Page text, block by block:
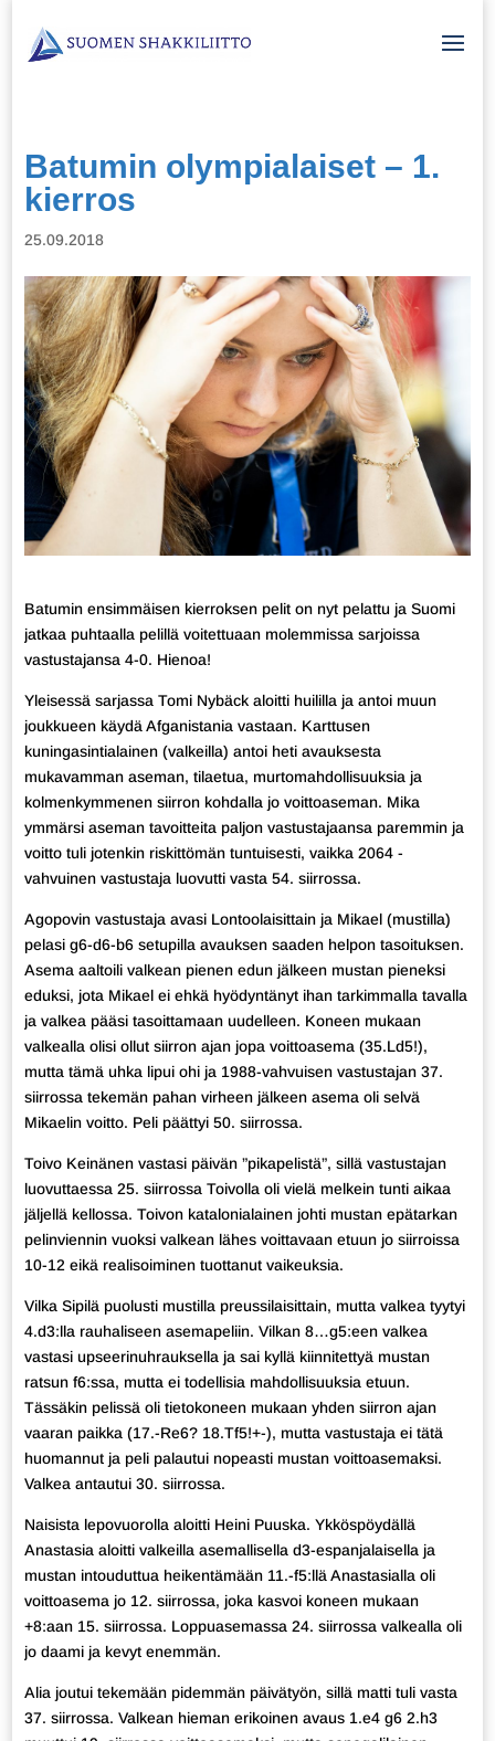
Batumin olympialaiset – 1.
kierros
25.09.2018
Batumin ensimmäisen kierroksen pelit on nyt pelattu ja Suomi
jatkaa puhtaalla pelillä voitettuaan molemmissa sarjoissa
vastustajansa 4-0. Hienoa!
Yleisessä sarjassa Tomi Nybäck aloitti huililla ja antoi muun
joukkueen käydä Afganistania vastaan. Karttusen
kuningasintialainen (valkeilla) antoi heti avauksesta
mukavamman aseman, tilaetua, murtomahdollisuuksia ja
kolmenkymmenen siirron kohdalla jo voittoaseman. Mika
ymmärsi aseman tavoitteita paljon vastustajaansa paremmin ja
voitto tuli jotenkin riskittömän tuntuisesti, vaikka 2064 -
vahvuinen vastustaja luovutti vasta 54. siirrossa.
Agopovin vastustaja avasi Lontoolaisittain ja Mikael (mustilla)
pelasi g6-d6-b6 setupilla avauksen saaden helpon tasoituksen.
Asema aaltoili valkean pienen edun jälkeen mustan pieneksi
eduksi, jota Mikael ei ehkä hyödyntänyt ihan tarkimmalla tavalla
ja valkea pääsi tasoittamaan uudelleen. Koneen mukaan
valkealla olisi ollut siirron ajan jopa voittoasema (35.Ld5!),
mutta tämä uhka lipui ohi ja 1988-vahvuisen vastustajan 37.
siirrossa tekemän pahan virheen jälkeen asema oli selvä
Mikaelin voitto. Peli päättyi 50. siirrossa.
Toivo Keinänen vastasi päivän ”pikapelistä”, sillä vastustajan
luovuttaessa 25. siirrossa Toivolla oli vielä melkein tunti aikaa
jäljellä kellossa. Toivon katalonialainen johti mustan epätarkan
pelinviennin vuoksi valkean lähes voittavaan etuun jo siirroissa
10-12 eikä realisoiminen tuottanut vaikeuksia.
Vilka Sipilä puolusti mustilla preussilaisittain, mutta valkea tyytyi
4.d3:lla rauhaliseen asemapeliin. Vilkan 8…g5:een valkea
vastasi upseerinuhrauksella ja sai kyllä kiinnitettyä mustan
ratsun f6:ssa, mutta ei todellisia mahdollisuuksia etuun.
Tässäkin pelissä oli tietokoneen mukaan yhden siirron ajan
vaaran paikka (17.-Re6? 18.Tf5!+-), mutta vastustaja ei tätä
huomannut ja peli palautui nopeasti mustan voittoasemaksi.
Valkea antautui 30. siirrossa.
Naisista lepovuorolla aloitti Heini Puuska. Ykköspöydällä
Anastasia aloitti valkeilla asemallisella d3-espanjalaisella ja
mustan intouduttua heikentämään 11.-f5:llä Anastasialla oli
voittoasema jo 12. siirrossa, joka kasvoi koneen mukaan
+8:aan 15. siirrossa. Loppuasemassa 24. siirrossa valkealla oli
jo daami ja kevyt enemmän.
Alia joutui tekemään pidemmän päivätyön, sillä matti tuli vasta
37. siirrossa. Valkean hieman erikoinen avaus 1.e4 g6 2.h3